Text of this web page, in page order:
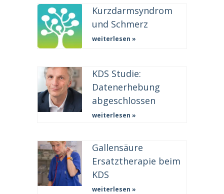
Kurzdarmsyndrom
und Schmerz
weiterlesen »
KDS Studie:
Datenerhebung
abgeschlossen
weiterlesen »
Gallensäure
Ersatztherapie beim
KDS
weiterlesen »